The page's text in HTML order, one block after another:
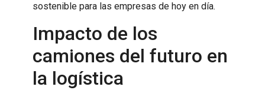
sostenible para las empresas de hoy en día.
Impacto de los
camiones del futuro en
la logística